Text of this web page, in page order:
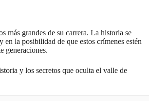
más grandes de su carrera. La historia se
en la posibilidad de que estos crímenes estén
generaciones.
y los secretos que oculta el valle de